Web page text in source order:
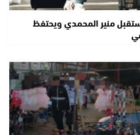
منير المحمدي ويحتفظ